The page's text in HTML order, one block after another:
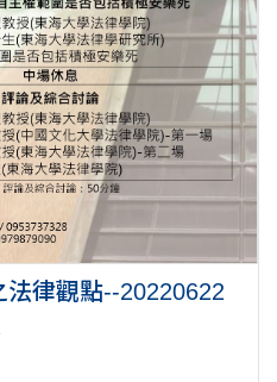
律觀點--20220622